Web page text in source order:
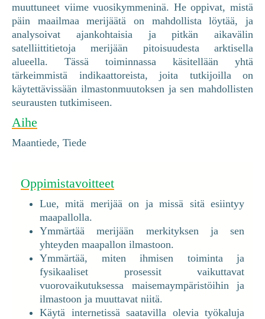
muuttuneet viime vuosikymmeninä. He oppivat, mistä
päin maailmaa merijäätä on mahdollista löytää, ja
analysoivat ajankohtaisia ja pitkän aikavälin
satelliittitietoja merijään pitoisuudesta arktisella
alueella. Tässä toiminnassa käsitellään yhtä
tärkeimmistä indikaattoreista, joita tutkijoilla on
käytettävissään ilmastonmuutoksen ja sen mahdollisten
seurausten tutkimiseen.
Aihe
Maantiede, Tiede
Oppimistavoitteet
Lue, mitä merijää on ja missä sitä esiintyy
maapallolla.
Ymmärtää merijään merkityksen ja sen
yhteyden maapallon ilmastoon.
Ymmärtää, miten ihmisen toiminta ja
fysikaaliset prosessit vaikuttavat
vuorovaikutuksessa maisemaympäristöihin ja
ilmastoon ja muuttavat niitä.
Käytä internetissä saatavilla olevia työkaluja